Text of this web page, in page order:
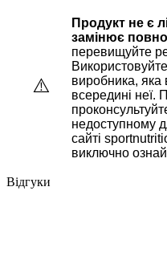
⚠️
Продукт не є
замінює
перевищуйте
Використовуйте
виробника, яка
всередині неї.
недоступному
сайті
виключно
Відгуки